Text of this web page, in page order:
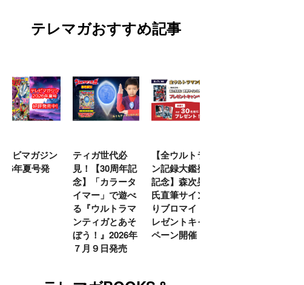
テレマガおすすめ記事
ティガ世代必
見！【30周年記
【全ウルトラマ
ン記録大鑑発売
記念】森次晃嗣
氏直筆サイン入
りブロマイドプ
レゼントキャン
ペーン開催！
クリアボディの
スタースクリー
ム付き！ 『ト
ランスフォーマ
ー
FANBOOK2026
』2026年７月31